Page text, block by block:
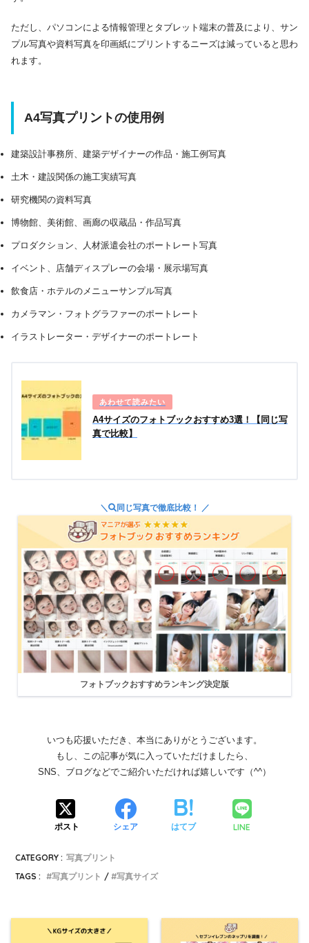
ただし、パソコンによる情報管理とタブレット端末の普及により、サン
プル写真や資料写真を印画紙にプリントするニーズは減っていると思わ
れます。
A4写真プリントの使用例
建築設計事務所、建築デザイナーの作品・施工例写真
土木・建設関係の施工実績写真
研究機関の資料写真
博物館、美術館、画廊の収蔵品・作品写真
プロダクション、人材派遣会社のポートレート写真
イベント、店舗ディスプレーの会場・展示場写真
飲食店・ホテルのメニューサンプル写真
カメラマン・フォトグラファーのポートレート
イラストレーター・デザイナーのポートレート
A4サイズのフォトブックおすすめ3選！【同じ写
真で比較】
＼ 同じ写真で徹底比較！ ／
フォトブックおすすめランキング決定版
いつも応援いただき、本当にありがとうございます。
もし、この記事が気に入っていただけましたら、
SNS、ブログなどでご紹介いただければ嬉しいです（^^）
ポスト シェア はてブ LINE
CATEGORY : 写真プリント
TAGS :
写真プリント 写真サイズ